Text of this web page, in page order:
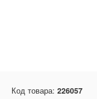
Код товара: 226057